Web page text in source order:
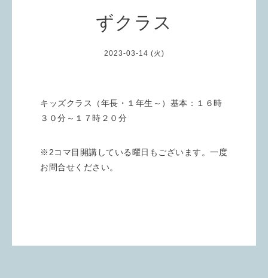
ずクラス
2023-03-14 (火)
キッズクラス（年長・１年生～）基本：１６時
３０分～１７時２０分
※2コマ目開講している曜日もございます。一度
お問合せください。